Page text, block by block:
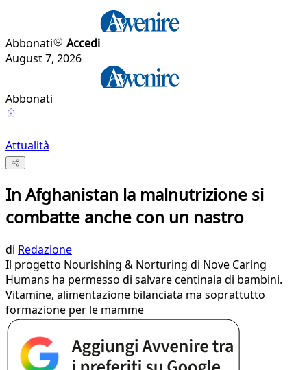
Abbonati
Accedi
August 7, 2026
Abbonati
Attualità
In Afghanistan la malnutrizione si
combatte anche con un nastro
di Redazione
Il progetto Nourishing & Norturing di Nove Caring
Humans ha permesso di salvare centinaia di bambini.
Vitamine, alimentazione bilanciata ma soprattutto
formazione per le mamme